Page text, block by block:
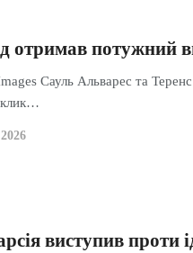
отримав потужний
Сауль Альварес та
виступив проти